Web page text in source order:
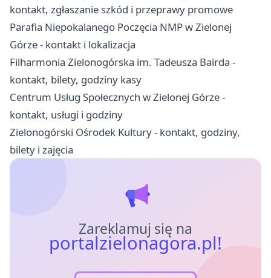
kontakt, zgłaszanie szkód i przeprawy promowe
Parafia Niepokalanego Poczęcia NMP w Zielonej
Górze - kontakt i lokalizacja
Filharmonia Zielonogórska im. Tadeusza Bairda -
kontakt, bilety, godziny kasy
Centrum Usług Społecznych w Zielonej Górze -
kontakt, usługi i godziny
Zielonogórski Ośrodek Kultury - kontakt, godziny,
bilety i zajęcia
Zareklamuj się na
portalzielonagora.pl!